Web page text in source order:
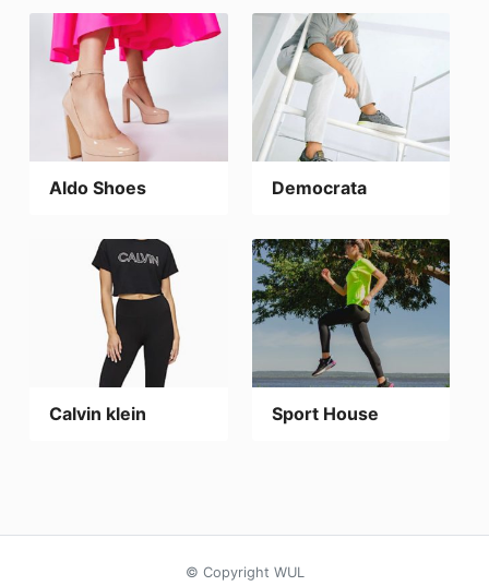
Aldo Shoes Democrata
Calvin klein Sport House
© Copyright WUL